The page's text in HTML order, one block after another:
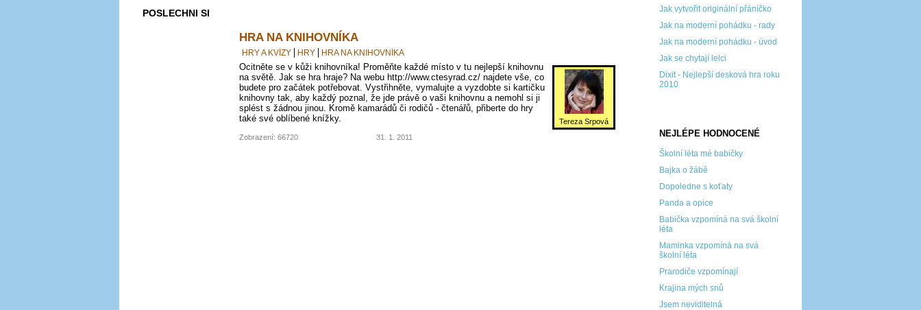
POSLECHNI SI
Jak vytvořit originální přáníčko
Jak na moderní pohádku - rady
Jak na moderní pohádku - úvod
Jak se chytají lelci
Dixit - Nejlepší desková hra roku
2010
NEJLÉPE HODNOCENÉ
Školní léta mé babičky
Bajka o žábě
Dopoledne s koťaty
Panda a opice
Babička vzpomíná na svá školní
léta
Maminka vzpomíná na svá
školní léta
Prarodiče vzpomínají
Krajina mých snů
Jsem neviditelná
HRA NA KNIHOVNÍKA
HRY A KVÍZY HRY HRA NA KNIHOVNÍKA
Tereza Srpová
Ocitněte se v kůži knihovníka! Proměňte každé místo v tu nejlepší knihovnu
na světě. Jak se hra hraje? Na webu http://www.ctesyrad.cz/ najdete vše, co
budete pro začátek potřebovat. Vystřihněte, vymalujte a vyzdobte si kartičku
knihovny tak, aby každý poznal, že jde právě o vaši knihovnu a nemohl si ji
splést s žádnou jinou. Kromě kamarádů či rodičů - čtenářů, přiberte do hry
také své oblíbené knížky.
Zobrazení: 66720 31. 1. 2011